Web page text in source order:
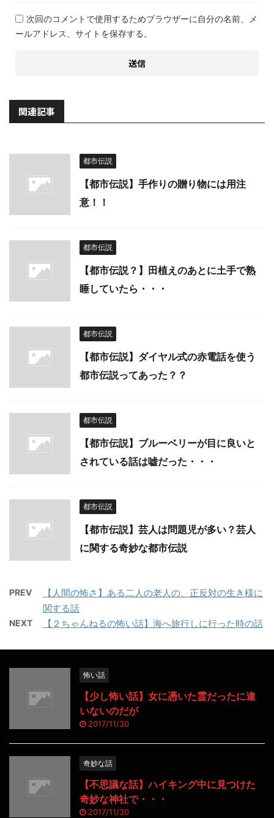
次回のコメントで使用するためブラウザーに自分の名前、メ
ールアドレス、サイトを保存する。
関連記事
都市伝説
【都市伝説】手作りの贈り物には用注
意！！
都市伝説
【都市伝説？】田植えのあとに土手で熟
睡していたら・・・
都市伝説
【都市伝説】ダイヤル式の赤電話を使う
都市伝説ってあった？？
都市伝説
【都市伝説】ブルーベリーが目に良いと
されている話は嘘だった・・・
都市伝説
【都市伝説】芸人は問題児が多い？芸人
に関する奇妙な都市伝説
PREV
【人間の怖さ】ある二人の老人の、正反対の生き様に
関する話
NEXT 【２ちゃんねるの怖い話】海へ旅行しに行った時の話
怖い話
【少し怖い話】女に憑いた霊だったに違
いないのだが
2017/11/30
奇妙な話
【不思議な話】ハイキング中に見つけた
奇妙な神社で・・・
2017/11/30